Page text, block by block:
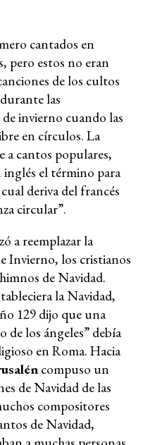
cantados en
pero estos no eran
de los cultos
las
invierno cuando las
en círculos. La
a cantos populares,
inglés el término para
deriva del francés
circular”.
a reemplazar la
Invierno, los cristianos
de Navidad.
la Navidad,
129 dijo que una
de los ángeles” debía
en Roma. Hacia
compuso un
de Navidad de las
compositores
de Navidad,